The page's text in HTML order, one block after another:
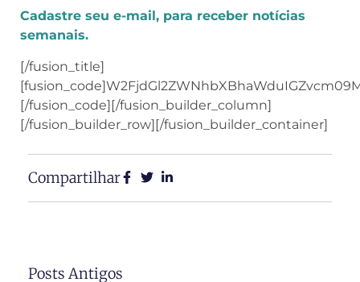
semanais.
[/fusion_code][/fusion_builder_column]
[/fusion_builder_row][/fusion_builder_container]
Compartilhar